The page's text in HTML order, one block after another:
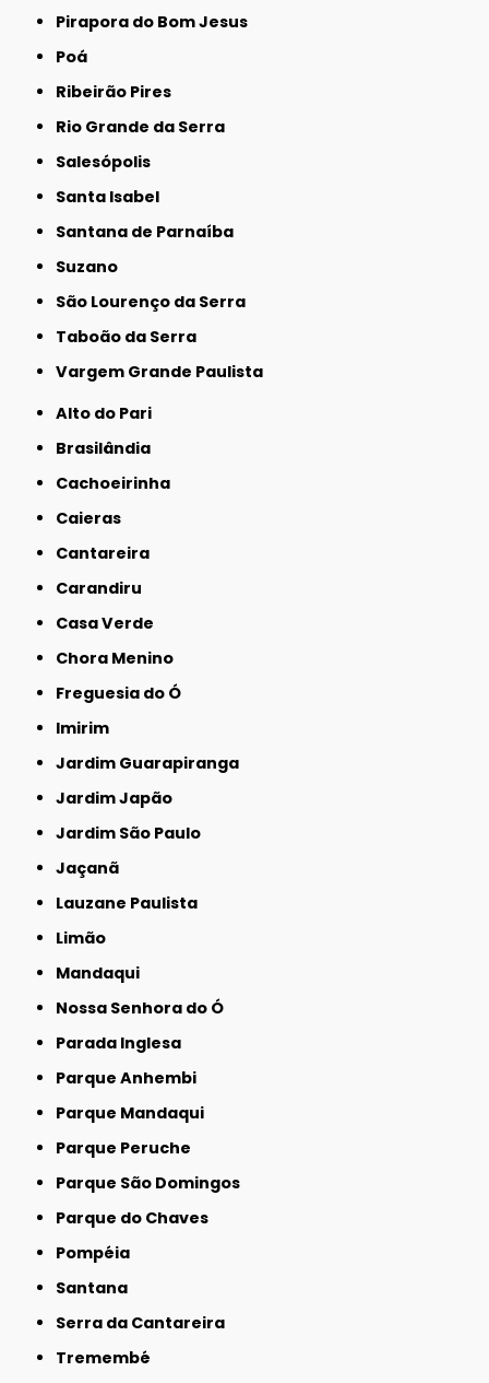
Pirapora do Bom Jesus
Poá
Ribeirão Pires
Rio Grande da Serra
Salesópolis
Santa Isabel
Santana de Parnaíba
Suzano
São Lourenço da Serra
Taboão da Serra
Vargem Grande Paulista
Alto do Pari
Brasilândia
Cachoeirinha
Caieras
Cantareira
Carandiru
Casa Verde
Chora Menino
Freguesia do Ó
Imirim
Jardim Guarapiranga
Jardim Japão
Jardim São Paulo
Jaçanã
Lauzane Paulista
Limão
Mandaqui
Nossa Senhora do Ó
Parada Inglesa
Parque Anhembi
Parque Mandaqui
Parque Peruche
Parque São Domingos
Parque do Chaves
Pompéia
Santana
Serra da Cantareira
Tremembé